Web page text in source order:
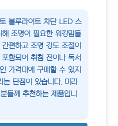
블루라이트 차단 LED 스
조명이 필요한 워킹맘들
편하고 조명 강도 조절이
함되어 취침 전이나 독서
가격대에 구매할 수 있지
는 단점이 있습니다. 미라
들께 추천하는 제품입니